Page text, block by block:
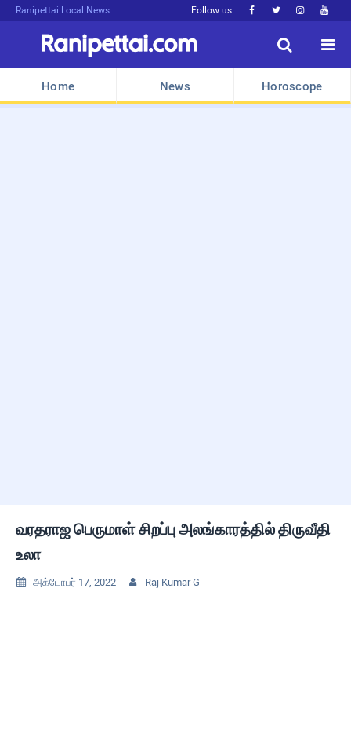
Ranipettai Local News Follow us    


Home News Horoscope
வரதராஜ பெருமாள் சிறப்பு அலங்காரத்தில் திருவீதி
உலா
 அக்டோபர் 17, 2022  Raj Kumar G